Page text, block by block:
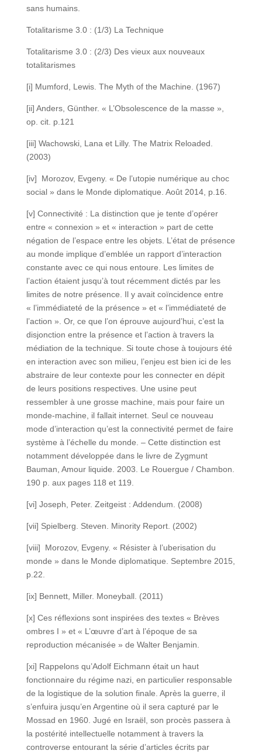
sans humains.
Totalitarisme 3.0 : (1/3) La Technique
Totalitarisme 3.0 : (2/3) Des vieux aux nouveaux
totalitarismes
[i] Mumford, Lewis. The Myth of the Machine. (1967)
[ii] Anders, Günther. « L’Obsolescence de la masse »,
op. cit. p.121
[iii] Wachowski, Lana et Lilly. The Matrix Reloaded.
(2003)
[iv] Morozov, Evgeny. « De l’utopie numérique au choc
social » dans le Monde diplomatique. Août 2014, p.16.
[v] Connectivité : La distinction que je tente d’opérer
entre « connexion » et « interaction » part de cette
négation de l’espace entre les objets. L’état de présence
au monde implique d’emblée un rapport d’interaction
constante avec ce qui nous entoure. Les limites de
l’action étaient jusqu’à tout récemment dictés par les
limites de notre présence. Il y avait coïncidence entre
« l’immédiateté de la présence » et « l’immédiateté de
l’action ». Or, ce que l’on éprouve aujourd’hui, c’est la
disjonction entre la présence et l’action à travers la
médiation de la technique. Si toute chose à toujours été
en interaction avec son milieu, l’enjeu est bien ici de les
abstraire de leur contexte pour les connecter en dépit
de leurs positions respectives. Une usine peut
ressembler à une grosse machine, mais pour faire un
monde-machine, il fallait internet. Seul ce nouveau
mode d’interaction qu’est la connectivité permet de faire
système à l’échelle du monde. – Cette distinction est
notamment développée dans le livre de Zygmunt
Bauman, Amour liquide. 2003. Le Rouergue / Chambon.
190 p. aux pages 118 et 119.
[vi] Joseph, Peter. Zeitgeist : Addendum. (2008)
[vii] Spielberg. Steven. Minority Report. (2002)
[viii] Morozov, Evgeny. « Résister à l’uberisation du
monde » dans le Monde diplomatique. Septembre 2015,
p.22.
[ix] Bennett, Miller. Moneyball. (2011)
[x] Ces réflexions sont inspirées des textes « Brèves
ombres I » et « L’œuvre d’art à l’époque de sa
reproduction mécanisée » de Walter Benjamin.
[xi] Rappelons qu’Adolf Eichmann était un haut
fonctionnaire du régime nazi, en particulier responsable
de la logistique de la solution finale. Après la guerre, il
s’enfuira jusqu’en Argentine où il sera capturé par le
Mossad en 1960. Jugé en Israël, son procès passera à
la postérité intellectuelle notamment à travers la
controverse entourant la série d’articles écrits par